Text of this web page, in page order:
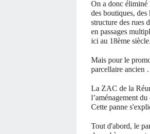
On a donc éliminé
des boutiques,
structure des rues
en passages
ici au 18ème siècle.
Mais pour le
parcellaire ancien
La ZAC de la
l’aménagement
Cette panne
Tout d'abord, le